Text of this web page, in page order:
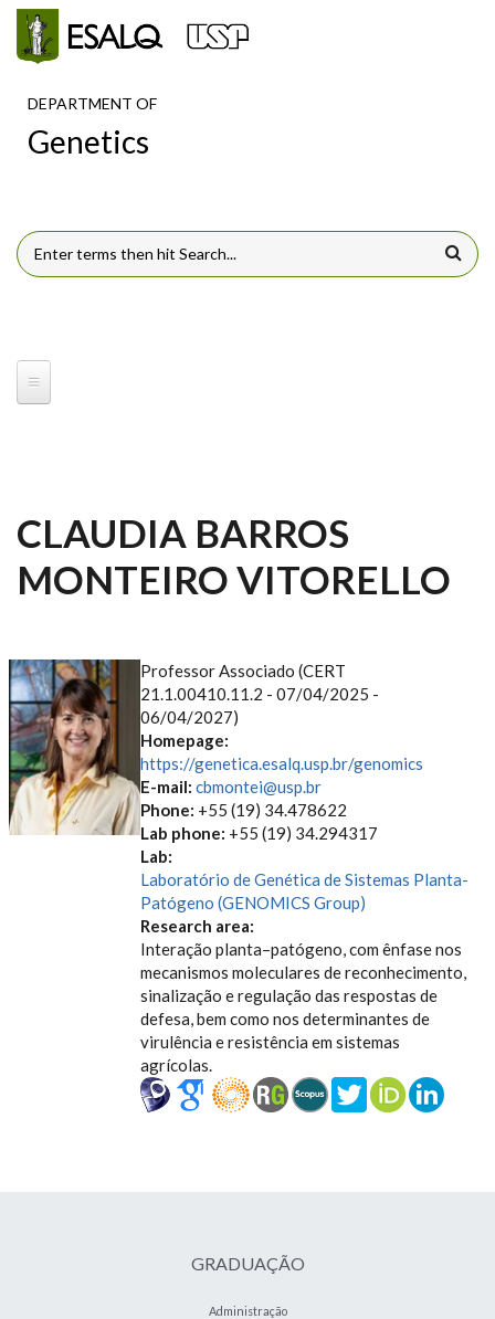
Skip to main content
DEPARTMENT OF
Genetics
SEARCH FORM
CLAUDIA BARROS
MONTEIRO VITORELLO
Professor Associado (CERT
21.1.00410.11.2 - 07/04/2025 -
06/04/2027)
Homepage:
https://genetica.esalq.usp.br/genomics
E-mail: cbmontei@usp.br
Phone: +55 (19) 34.478622
Lab phone: +55 (19) 34.294317
Lab:
Laboratório de Genética de Sistemas Planta-
Patógeno (GENOMICS Group)
Research area:
Interação planta–patógeno, com ênfase nos
mecanismos moleculares de reconhecimento,
sinalização e regulação das respostas de
defesa, bem como nos determinantes de
virulência e resistência em sistemas
agrícolas.
GRADUAÇÃO
Administração